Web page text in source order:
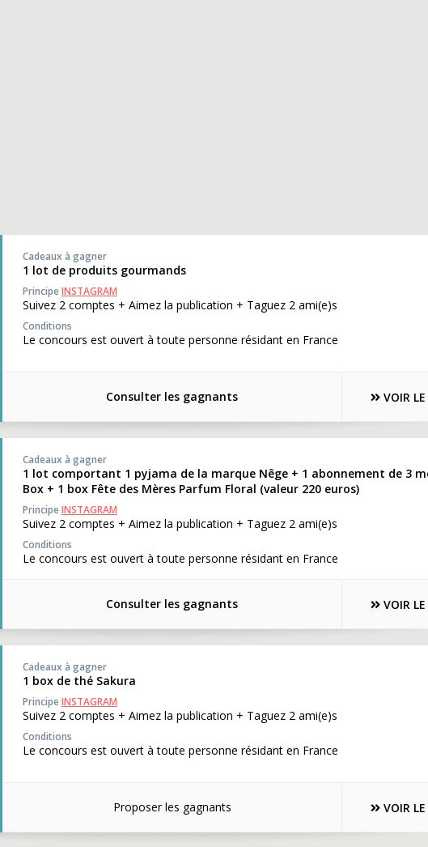
Cadeaux à gagner
1 lot de produits gourmands
PrincipeINSTAGRAM
Suivez 2 comptes + Aimez la publication + Taguez 2 ami(e)s
Conditions
Le concours est ouvert à toute personne résidant en France
Consulter les gagnants VOIR
Cadeaux à gagner
1 lot comportant 1 pyjama de la marque Nêge + 1 abonnement de 3
Box + 1 box Fête des Mères Parfum Floral (valeur 220 euros)
PrincipeINSTAGRAM
Suivez 2 comptes + Aimez la publication + Taguez 2 ami(e)s
Conditions
Le concours est ouvert à toute personne résidant en France
Consulter les gagnants VOIR
Cadeaux à gagner
1 box de thé Sakura
PrincipeINSTAGRAM
Suivez 2 comptes + Aimez la publication + Taguez 2 ami(e)s
Conditions
Le concours est ouvert à toute personne résidant en France
Proposer les gagnants VOIR